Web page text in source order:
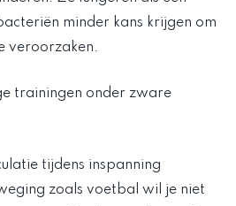
minder kans krijgen om
veroorzaken.
trainingen onder zware
tijdens inspanning
zoals voetbal wil je niet